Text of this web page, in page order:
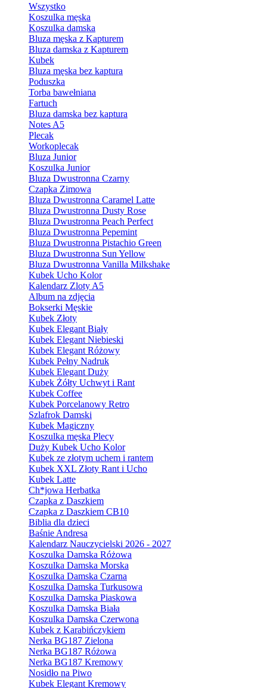
Wszystko
Koszulka męska
Koszulka damska
Bluza męska z Kapturem
Bluza damska z Kapturem
Kubek
Bluza męska bez kaptura
Poduszka
Torba bawełniana
Fartuch
Bluza damska bez kaptura
Notes A5
Plecak
Workoplecak
Bluza Junior
Koszulka Junior
Bluza Dwustronna Czarny
Czapka Zimowa
Bluza Dwustronna Caramel Latte
Bluza Dwustronna Dusty Rose
Bluza Dwustronna Peach Perfect
Bluza Dwustronna Pepemint
Bluza Dwustronna Pistachio Green
Bluza Dwustronna Sun Yellow
Bluza Dwustronna Vanilla Milkshake
Kubek Ucho Kolor
Kalendarz Zloty A5
Album na zdjęcia
Bokserki Męskie
Kubek Złoty
Kubek Elegant Biały
Kubek Elegant Niebieski
Kubek Elegant Różowy
Kubek Pełny Nadruk
Kubek Elegant Duży
Kubek Żółty Uchwyt i Rant
Kubek Coffee
Kubek Porcelanowy Retro
Szlafrok Damski
Kubek Magiczny
Koszulka męska Plecy
Duży Kubek Ucho Kolor
Kubek ze złotym uchem i rantem
Kubek XXL Złoty Rant i Ucho
Kubek Latte
Ch*jowa Herbatka
Czapka z Daszkiem
Czapka z Daszkiem CB10
Biblia dla dzieci
Baśnie Andresa
Kalendarz Nauczycielski 2026 - 2027
Koszulka Damska Różowa
Koszulka Damska Morska
Koszulka Damska Czarna
Koszulka Damska Turkusowa
Koszulka Damska Piaskowa
Koszulka Damska Biała
Koszulka Damska Czerwona
Kubek z Karabińczykiem
Nerka BG187 Zielona
Nerka BG187 Różowa
Nerka BG187 Kremowy
Nosidło na Piwo
Kubek Elegant Kremowy